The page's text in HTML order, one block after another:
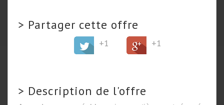
> Partager cette offre
+1 +1
> Description de l'offre